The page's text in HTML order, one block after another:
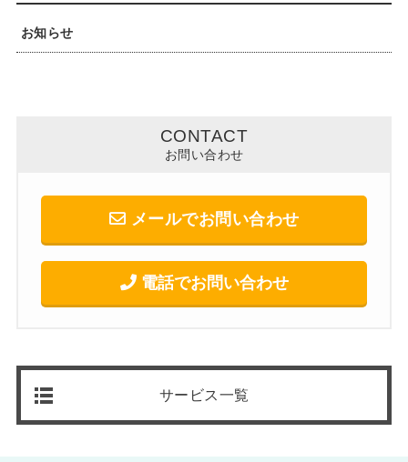
お知らせ
CONTACT
お問い合わせ
メールでお問い合わせ
電話でお問い合わせ
サービス一覧